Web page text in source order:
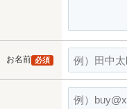
お名前 必須